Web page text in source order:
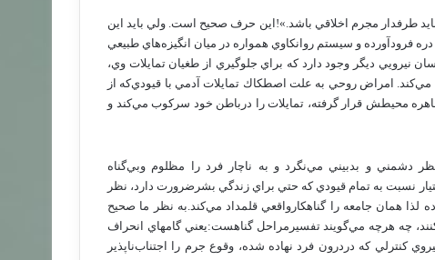
طرفدار مجرم‌ اخلاقي‌ باشد.»!اين‌ حرف‌ صحيح‌ است‌. ولي‌ بايد اين‌
فرودآورده‌ و سيستم‌ روانكاوي‌ همواره‌ در ميان‌ انگيزه‌هاي‌ طبيعي‌
ديگر وجود دارد كه‌ براي‌ جلوگيري‌ از طغيان‌ تمايلات‌ وي‌،
امراض‌ روحي‌ به‌ علت‌ اصطكاك‌ تمايلات‌ آدمي‌ با قيودي‌كه‌ از
محيطش‌ قرار گرفته‌، تمايلات‌ را درباطن‌ خود سركوب‌ مي‌كند و
دشمني‌ و بدبيني‌ مي‌نگرد و به‌ ناچار فرد را مظلوم‌ وبي‌گناه‌
نسبت‌ به‌ تمام‌ قيودي‌ كه‌ حتي‌ براي‌ زندگي‌ بشرضرورت‌ دارد، نظر
لذا همان‌ جامعه‌ را گناهكارواقعي‌ قلمداد مي‌كند.به‌ نظر ما صحيح‌
چه‌ هرچه‌ مي‌گويند تفسيرمراحل‌ گناهست‌:يعني‌ گامهاي‌ انحراف‌
كنترلي‌ كه‌ دردرون‌ فرد نهاده‌ شده‌، وقوع‌ جرم‌ را اجتناب‌ناپذير